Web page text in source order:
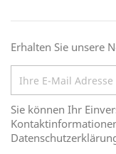
Erhalten Sie unsere
Sie können Ihr